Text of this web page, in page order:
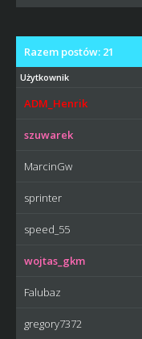
Razem postów: 21
Użytkownik
ADM_Henrik
szuwarek
MarcinGw
sprinter
speed_55
wojtas_gkm
Falubaz
gregory7372